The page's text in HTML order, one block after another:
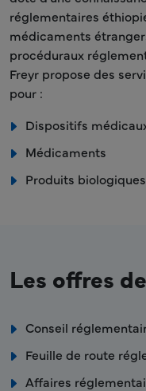
réglementaires
médicaments
procéduraux
Freyr propose des
pour :
Dispositifs
Médicaments
Produits biologiques
Les offres
Conseil
Feuille de route
Affaires